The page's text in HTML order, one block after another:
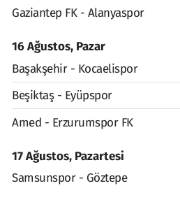
Gaziantep FK - Alanyaspor
16 Ağustos, Pazar
Başakşehir - Kocaelispor
Beşiktaş - Eyüpspor
Amed - Erzurumspor FK
17 Ağustos, Pazartesi
Samsunspor - Göztepe